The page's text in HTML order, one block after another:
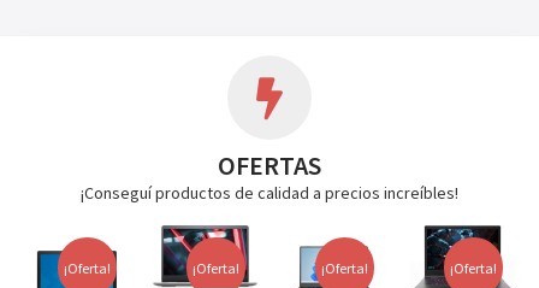
OFERTAS
¡Conseguí productos de calidad a precios increíbles!
¡Oferta! ¡Oferta! ¡Oferta! ¡Oferta!